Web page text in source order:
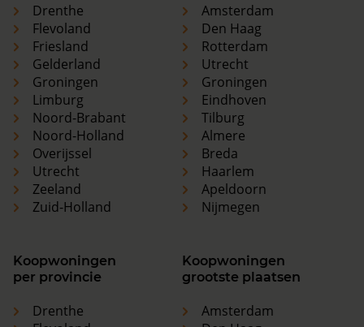
Drenthe
Flevoland
Friesland
Gelderland
Groningen
Limburg
Noord-Brabant
Noord-Holland
Overijssel
Utrecht
Zeeland
Zuid-Holland
Amsterdam
Den Haag
Rotterdam
Utrecht
Groningen
Eindhoven
Tilburg
Almere
Breda
Haarlem
Apeldoorn
Nijmegen
Koopwoningen
per provincie
Drenthe
Koopwoningen
grootste plaatsen
Amsterdam